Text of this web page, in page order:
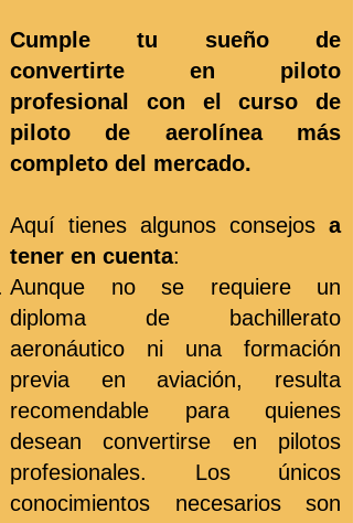
Cumple tu sueño de
convertirte en piloto
profesional con el curso de
piloto de aerolínea más
completo del mercado.
Aquí tienes algunos consejos a
tener en cuenta:
Aunque no se requiere un
diploma de bachillerato
aeronáutico ni una formación
previa en aviación, resulta
recomendable para quienes
desean convertirse en pilotos
profesionales. Los únicos
conocimientos necesarios son